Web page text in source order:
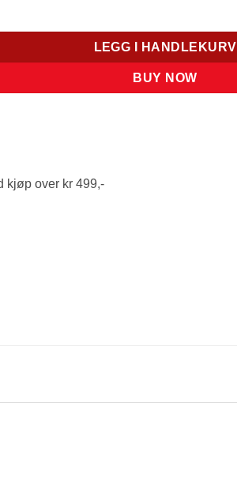
antall
LEGG I HANDLEKURV
BUY NOW
kjøp over kr 499,-